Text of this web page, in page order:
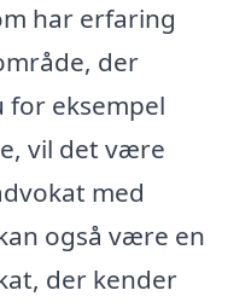
har erfaring
der
for eksempel
vil det være
med
også være en
der kender